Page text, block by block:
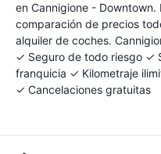
en Cannigione -
comparación de precios
alquiler de coches.
✓ Seguro de todo riesgo ✓
franquicia ✓ Kilometraje
✓ Cancelaciones gratuitas